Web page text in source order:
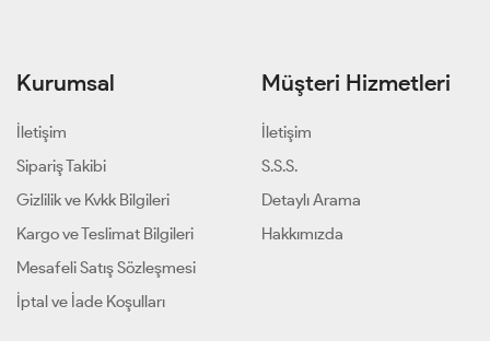
Kurumsal
İletişim
Sipariş Takibi
Gizlilik ve Kvkk Bilgileri
Kargo ve Teslimat Bilgileri
Mesafeli Satış Sözleşmesi
İptal ve İade Koşulları
Müşteri Hizmetleri
İletişim
S.S.S.
Detaylı Arama
Hakkımızda